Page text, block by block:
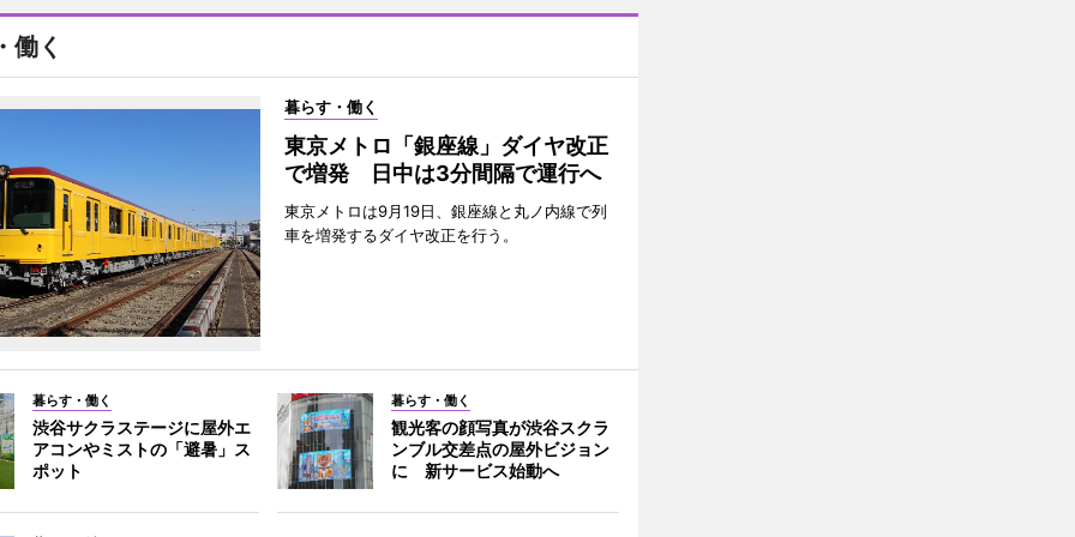
働く
暮らす・働く
東京メトロ「銀座線」ダイヤ改正
で増発 日中は3分間隔で運行へ
東京メトロは9月19日、銀座線と丸ノ内線で列
車を増発するダイヤ改正を行う。
暮らす・働く
渋谷サクラステージに屋外エ
アコンやミストの「避暑」ス
ポット
暮らす・働く
観光客の顔写真が渋谷スクラ
ンブル交差点の屋外ビジョン
に 新サービス始動へ